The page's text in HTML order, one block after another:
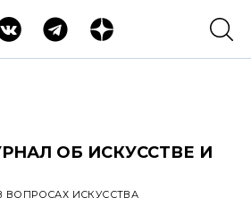
ОБ ИСКУССТВЕ И
ВОПРОСАХ ИСКУССТВА